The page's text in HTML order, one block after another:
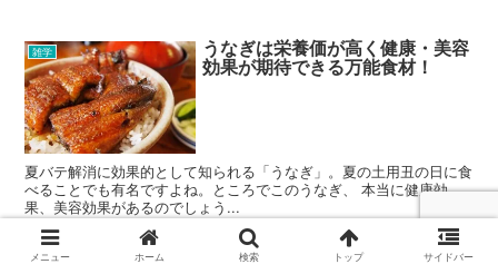
雑学 うなぎは栄養価が高く健康・美容
効果が期待できる万能食材！
夏バテ解消に効果的として知られる「うなぎ」。夏の土用丑の日に食
べることでも有名ですよね。ところでこのうなぎ、 本当に健康効
果、美容効果があるのでしょう...
メニュー ホーム 検索 トップ サイドバー